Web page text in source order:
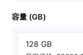
容量 (GB)
128 GB